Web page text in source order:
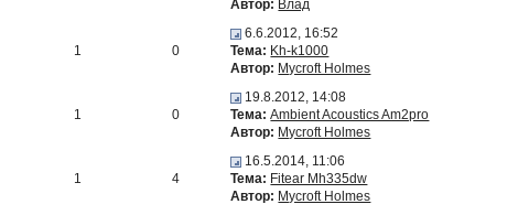
Автор: Влад
1 0
6.6.2012, 16:52
Тема: Kh-k1000
Автор: Mycroft Holmes
1 0
19.8.2012, 14:08
Тема: Ambient Acoustics Am2pro
Автор: Mycroft Holmes
1 4
16.5.2014, 11:06
Тема: Fitear Mh335dw
Автор: Mycroft Holmes